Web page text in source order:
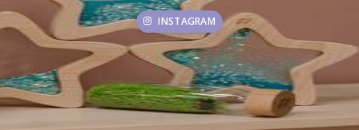
INSTAGRAM